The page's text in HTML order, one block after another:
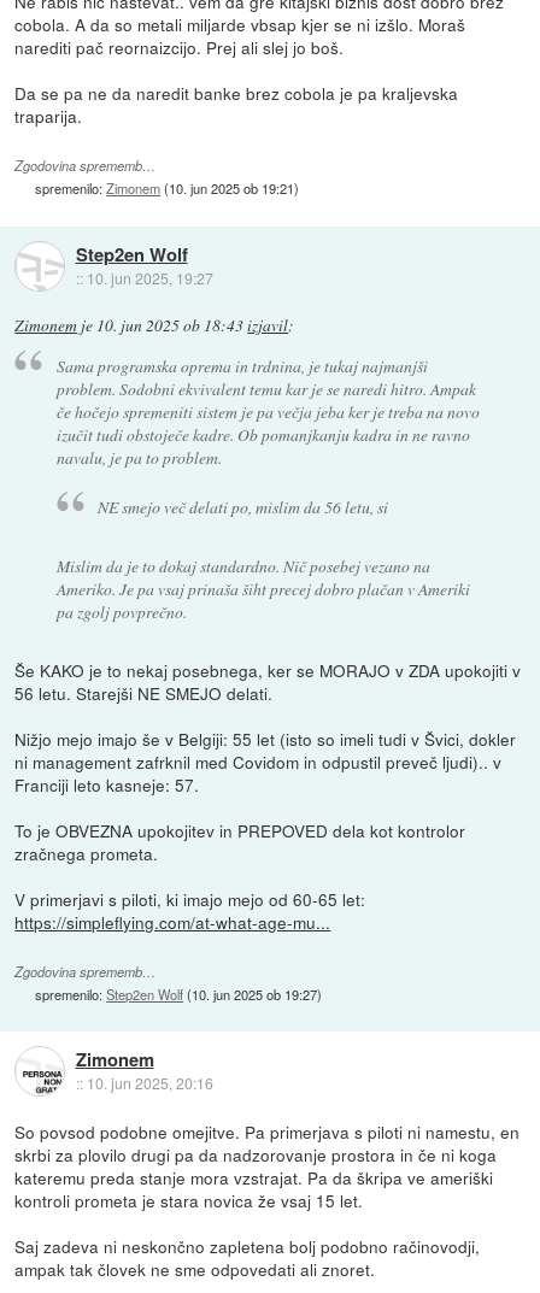
cobola. A da so metali miljarde vbsap kjer se ni izšlo. Moraš
narediti pač reornaizcijo. Prej ali slej jo boš.
Da se pa ne da naredit banke brez cobola je pa kraljevska
traparija.
Zgodovina sprememb…
spremenilo:Zimonem(10. jun 2025 ob 19:21)
Step2en Wolf
:: 10. jun 2025, 19:27
Zimonem je 10. jun 2025 ob 18:43izjavil:
Sama programska oprema in trdnina, je tukaj najmanjši
problem. Sodobni ekvivalent temu kar je se naredi hitro. Ampak
če hočejo spremeniti sistem je pa večja jeba ker je treba na novo
izučit tudi obstoječe kadre. Ob pomanjkanju kadra in ne ravno
navalu, je pa to problem.
NE smejo več delati po, mislim da 56 letu, si
Mislim da je to dokaj standardno. Nič posebej vezano na
Ameriko. Je pa vsaj prinaša šiht precej dobro plačan v Ameriki
pa zgolj povprečno.
Še KAKO je to nekaj posebnega, ker se MORAJO v ZDA upokojiti v
56 letu. Starejši NE SMEJO delati.
Nižjo mejo imajo še v Belgiji: 55 let (isto so imeli tudi v Švici, dokler
ni management zafrknil med Covidom in odpustil preveč ljudi).. v
Franciji leto kasneje: 57.
To je OBVEZNA upokojitev in PREPOVED dela kot kontrolor
zračnega prometa.
V primerjavi s piloti, ki imajo mejo od 60-65 let:
https://simpleflying.com/at-what-age-mu...
Zgodovina sprememb…
spremenilo:Step2en Wolf(10. jun 2025 ob 19:27)
Zimonem
:: 10. jun 2025, 20:16
So povsod podobne omejitve. Pa primerjava s piloti ni namestu, en
skrbi za plovilo drugi pa da nadzorovanje prostora in če ni koga
kateremu preda stanje mora vzstrajat. Pa da škripa ve ameriški
kontroli prometa je stara novica že vsaj 15 let.
Saj zadeva ni neskončno zapletena bolj podobno račinovodji,
ampak tak človek ne sme odpovedati ali znoret.